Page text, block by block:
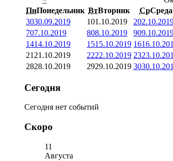
ПнПонедельник ВтВторник СрСреда
3030.09.2019 101.10.2019 2
707.10.2019 808.10.2019 9
1414.10.2019 1515.10.2019 16
21 21.10.2019 2222.10.2019 23
2828.10.2019 2929.10.2019 30
Сегодня
Сегодня нет событий
Скоро
11
Августа